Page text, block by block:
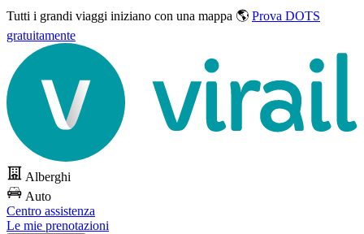
Tutti i grandi viaggi iniziano con una mappa 🌎 Prova DOTS
gratuitamente
Alberghi
Auto
Centro assistenza
Le mie prenotazioni